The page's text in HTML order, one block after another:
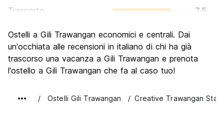
Trasporto
7.5
Luoghi di interesse culturale
Festa / Vita notturna
8.8
Qualita' Prezzo
Ostelli a Gili Trawangan economici e centrali. Dai
un'occhiata alle recensioni in italiano di chi ha già
trascorso una vacanza a Gili Trawangan e prenota
l'ostello a Gili Trawangan che fa al caso tuo!
Ostelli Gili Trawangan Creative Trawangan Stay